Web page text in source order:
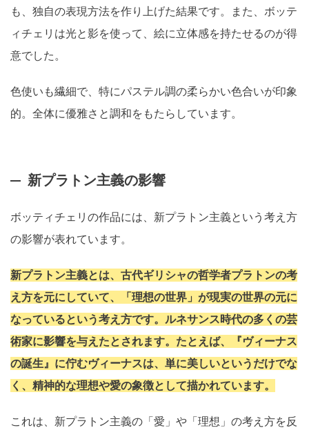
も、独自の表現方法を作り上げた結果です。また、ボッテ
ィチェリは光と影を使って、絵に立体感を持たせるのが得
意でした。
色使いも繊細で、特にパステル調の柔らかい色合いが印象
的。全体に優雅さと調和をもたらしています。
新プラトン主義の影響
ボッティチェリの作品には、新プラトン主義という考え方
の影響が表れています。
新プラトン主義とは、古代ギリシャの哲学者プラトンの考
え方を元にしていて、「理想の世界」が現実の世界の元に
なっているという考え方です。ルネサンス時代の多くの芸
術家に影響を与えたとされます。たとえば、『ヴィーナス
の誕生』に佇むヴィーナスは、単に美しいというだけでな
く、精神的な理想や愛の象徴として描かれています。
これは、新プラトン主義の「愛」や「理想」の考え方を反